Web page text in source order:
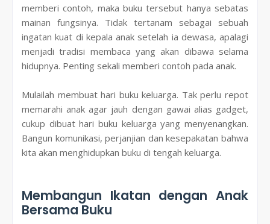
memberi contoh, maka buku tersebut hanya sebatas
mainan fungsinya. Tidak tertanam sebagai sebuah
ingatan kuat di kepala anak setelah ia dewasa, apalagi
menjadi tradisi membaca yang akan dibawa selama
hidupnya. Penting sekali memberi contoh pada anak.
Mulailah membuat hari buku keluarga. Tak perlu repot
memarahi anak agar jauh dengan gawai alias gadget,
cukup dibuat hari buku keluarga yang menyenangkan.
Bangun komunikasi, perjanjian dan kesepakatan bahwa
kita akan menghidupkan buku di tengah keluarga.
Membangun Ikatan dengan Anak
Bersama Buku